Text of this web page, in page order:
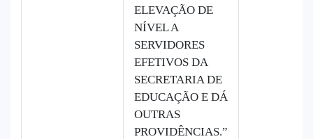
ELEVAÇÃO DE
NÍVEL A
SERVIDORES
EFETIVOS DA
SECRETARIA DE
EDUCAÇÃO E DÁ
OUTRAS
PROVIDÊNCIAS.”